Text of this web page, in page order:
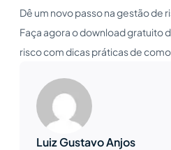
Dê um novo passo na gestão de
Faça agora o download gratuito
risco com dicas práticas de
Luiz Gustavo Anjos